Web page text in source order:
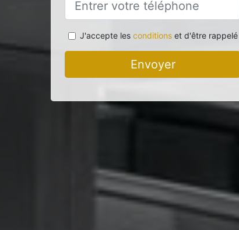
J'accepte les conditionset d'être rappelé
Envoyer